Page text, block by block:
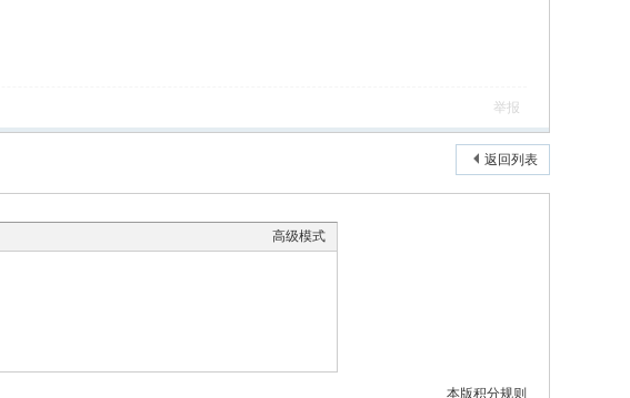
举报
返回列表
高级模式
本版积分规则